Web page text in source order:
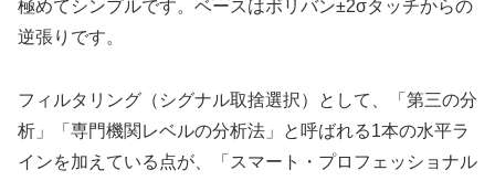
極めてシンプルです。ベースはボリバン±2σタッチからの
逆張りです。
フィルタリング（シグナル取捨選択）として、「第三の分
析」「専門機関レベルの分析法」と呼ばれる1本の水平ラ
インを加えている点が、「スマート・プロフェッショナル